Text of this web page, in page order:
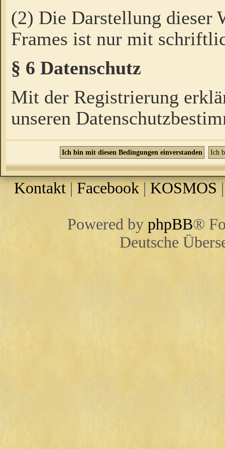
(2) Die Darstellung dieser
Frames ist nur mit
§ 6 Datenschutz
Mit der Registrierung
unseren
Kontakt |Facebook | KOSMOS
Powered by phpBB®
Deutsche